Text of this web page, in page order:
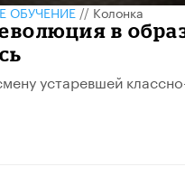
ОБУЧЕНИЕ//Колонка
в
устаревшей